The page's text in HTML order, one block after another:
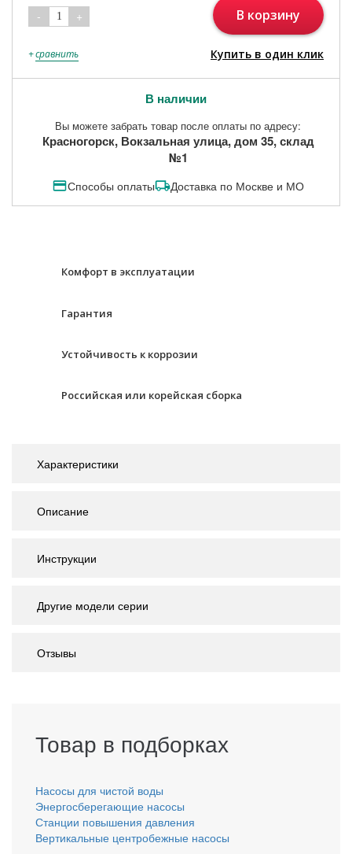
- 1 + В корзину
+сравнить Купить в один клик
В наличии
Вы можете забрать товар после оплаты по адресу:
Красногорск, Вокзальная улица, дом 35, склад
№1
Способы оплаты Доставка по Москве и МО
Комфорт в эксплуатации
Гарантия
Устойчивость к коррозии
Российская или корейская сборка
Характеристики
Описание
Инструкции
Другие модели серии
Отзывы
Товар в подборках
Насосы для чистой воды
Энергосберегающие насосы
Станции повышения давления
Вертикальные центробежные насосы